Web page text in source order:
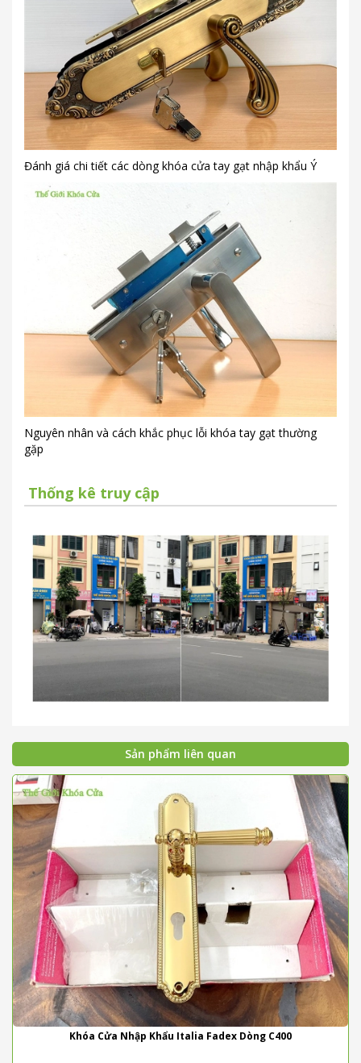
Đánh giá chi tiết các dòng khóa cửa tay gạt nhập khẩu Ý
Nguyên nhân và cách khắc phục lỗi khóa tay gạt thường
gặp
Thống kê truy cập
Sản phẩm liên quan
Khóa Cửa Nhập Khẩu Italia Fadex Dòng C400